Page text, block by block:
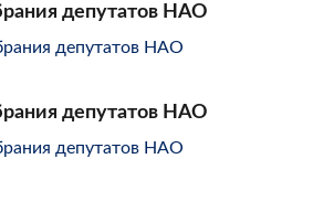
депутатов НАО
депутатов НАО